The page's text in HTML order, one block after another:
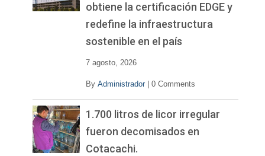
obtiene la certificación EDGE y
redefine la infraestructura
sostenible en el país
7 agosto, 2026
By Administrador 0 Comments
1.700 litros de licor irregular
fueron decomisados en
Cotacachi.